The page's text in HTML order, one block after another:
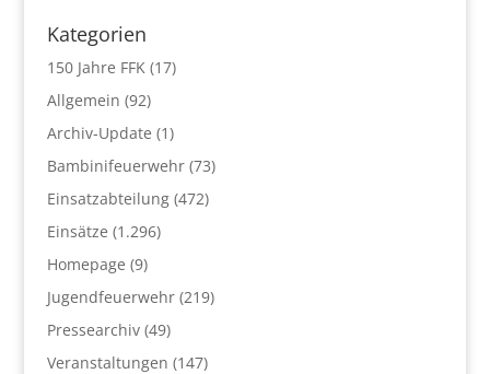
Kategorien
150 Jahre FFK(17)
Allgemein (92)
Archiv-Update (1)
Bambinifeuerwehr(73)
Einsatzabteilung(472)
Einsätze (1.296)
Homepage (9)
Jugendfeuerwehr(219)
Pressearchiv(49)
Veranstaltungen (147)